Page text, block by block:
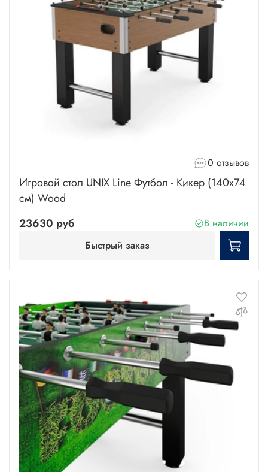
0 отзывов
Игровой стол UNIX Line Футбол - Кикер (140х74
cм) Wood
23630 руб
В наличии
Быстрый заказ